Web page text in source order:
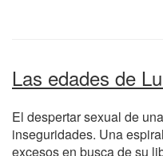
Las edades de
El despertar sexual de
inseguridades. Una
excesos en busca de su